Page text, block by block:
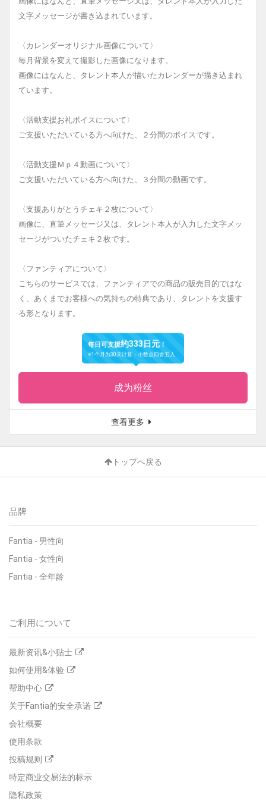
文字メッセージが書き込まれています。
〈カレンダーオリジナル画像について〉
毎月背景を変えて撮影した画像になります。
画像にはなんと、タレント本人が描いたカレンダーが描き込まれ
ています。
〈活動支援お礼ボイスについて〉
ご支援いただいている方へ向けた、２分間のボイスです。
〈活動支援Ｍｐ４動画について〉
ご支援いただいている方へ向けた、３分間の動画です。
〈支援ありがとうチェキ２枚について〉
画像に、直筆メッセージ又は、タレント本人が入力した文字メッ
セージがついたチェキ２枚です。
〈ファンティアについて〉
こちらのサービスでは、ファンティアでの商品の販売目的ではな
く、あくまでお客様への気持ちの特典であり、タレントを支援す
る形となります。
每日可支援约333日元 ！
※1个月为30天计算・小数点四舍五入
成为粉丝
查看更多
トップへ戻る
品牌
Fantia - 男性向
Fantia - 女性向
Fantia - 全年龄
ご利用について
最新资讯&小贴士
如何使用&体验
帮助中心
关于Fantia的安全承诺
会社概要
使用条款
投稿规则
特定商业交易法的标示
隐私政策